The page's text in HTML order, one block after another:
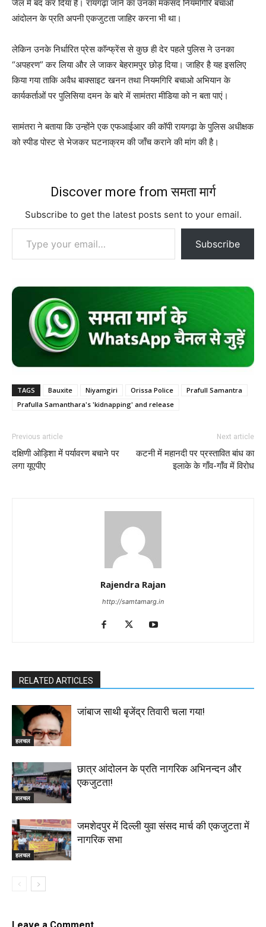
जेल में बंद कर दिया है। रायगढ़ा जाने का उनका मकसद नियमगिरि बचाओ
आंदोलन के प्रति अपनी एकजुटता जाहिर करना भी था।
लेकिन उनके निर्धारित प्रेस कॉन्फ्रेंस से कुछ ही देर पहले पुलिस ने उनका
“अपहरण” कर लिया और ले जाकर बेहरामपुर छोड़ दिया। जाहिर है यह इसलिए
किया गया ताकि अवैध बाक्साइट खनन तथा नियमगिरि बचाओ अभियान के
कार्यकर्ताओं पर पुलिसिया दमन के बारे में सामंतरा मीडिया को न बता पाएं।
सामंतरा ने बताया कि उन्होंने एक एफआईआर की कॉपी रायगढ़ा के पुलिस अधीक्षक
को स्पीड पोस्ट से भेजकर घटनाक्रम की जॉंच कराने की मांग की है।
Discover more from समता मार्ग
Subscribe to get the latest posts sent to your email.
Type your email…
Subscribe
TAGS Bauxite Niyamgiri Orissa Police
Prafull Samantra
Prafulla Samanthara's 'kidnapping' and release
Previous article
दक्षिणी ओड़िशा में पर्यावरण बचाने पर
लगा यूएपीए
Next article
कटनी में महानदी पर प्रस्तावित बांध का
इलाके के गाँव-गॉंव में विरोध
Rajendra Rajan
http://samtamarg.in
RELATED ARTICLES
हलचल
जांबाज साथी बृजेंद्र तिवारी चला गया!
हलचल
छात्र आंदोलन के प्रति नागरिक अभिनन्दन और
एकजुटता!
हलचल
जमशेदपुर में दिल्ली युवा संसद मार्च की एकजुटता में
नागरिक सभा